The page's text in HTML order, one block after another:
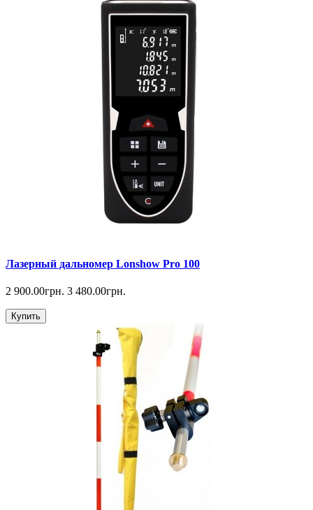
Лазерный дальномер Lonshow Pro 100
2 900.00грн. 3 480.00грн.
Купить